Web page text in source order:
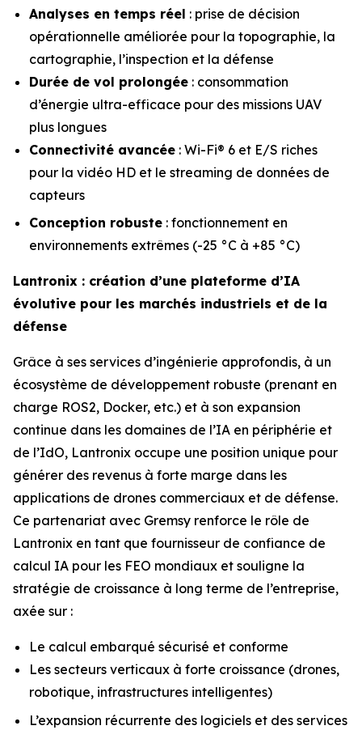
Analyses en temps réel : prise de décision
opérationnelle améliorée pour la topographie, la
cartographie, l’inspection et la défense
Durée de vol prolongée : consommation
d’énergie ultra-efficace pour des missions UAV
plus longues
Connectivité avancée : Wi-Fi® 6 et E/S riches
pour la vidéo HD et le streaming de données de
capteurs
Conception robuste : fonctionnement en
environnements extrêmes (-25 °C à +85 °C)
Lantronix : création d’une plateforme d’IA
évolutive pour les marchés industriels et de la
défense
Grâce à ses services d’ingénierie approfondis, à un
écosystème de développement robuste (prenant en
charge ROS2, Docker, etc.) et à son expansion
continue dans les domaines de l’IA en périphérie et
de l’IdO, Lantronix occupe une position unique pour
générer des revenus à forte marge dans les
applications de drones commerciaux et de défense.
Ce partenariat avec Gremsy renforce le rôle de
Lantronix en tant que fournisseur de confiance de
calcul IA pour les FEO mondiaux et souligne la
stratégie de croissance à long terme de l’entreprise,
axée sur :
Le calcul embarqué sécurisé et conforme
Les secteurs verticaux à forte croissance (drones,
robotique, infrastructures intelligentes)
L’expansion récurrente des logiciels et des services